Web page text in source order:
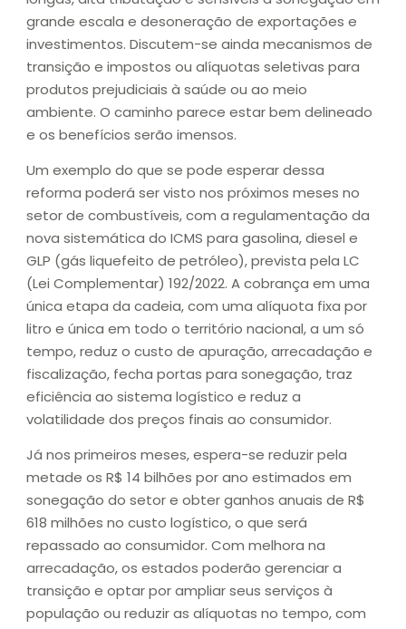
grande escala e desoneração de exportações e
investimentos. Discutem-se ainda mecanismos de
transição e impostos ou alíquotas seletivas para
produtos prejudiciais à saúde ou ao meio
ambiente. O caminho parece estar bem delineado
e os benefícios serão imensos.
Um exemplo do que se pode esperar dessa
reforma poderá ser visto nos próximos meses no
setor de combustíveis, com a regulamentação da
nova sistemática do ICMS para gasolina, diesel e
GLP (gás liquefeito de petróleo), prevista pela LC
(Lei Complementar) 192/2022. A cobrança em uma
única etapa da cadeia, com uma alíquota fixa por
litro e única em todo o território nacional, a um só
tempo, reduz o custo de apuração, arrecadação e
fiscalização, fecha portas para sonegação, traz
eficiência ao sistema logístico e reduz a
volatilidade dos preços finais ao consumidor.
Já nos primeiros meses, espera-se reduzir pela
metade os R$ 14 bilhões por ano estimados em
sonegação do setor e obter ganhos anuais de R$
618 milhões no custo logístico, o que será
repassado ao consumidor. Com melhora na
arrecadação, os estados poderão gerenciar a
transição e optar por ampliar seus serviços à
população ou reduzir as alíquotas no tempo, com